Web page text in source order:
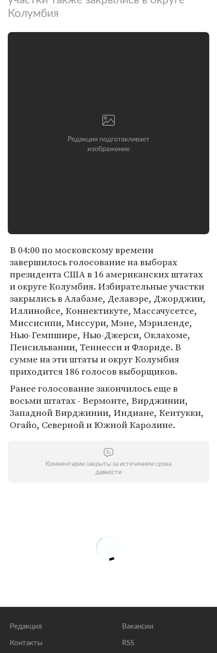
Колумбия
В 04:00 по московскому времени
завершилось голосование на выборах
президента США в 16 американских штатах
и округе Колумбия. Избирательные участки
закрылись в Алабаме, Делавэре, Джорджии,
Иллинойсе, Коннектикуте, Массачусетсе,
Миссисипи, Миссури, Мэне, Мэриленде,
Нью-Гемпшире, Нью-Джерси, Оклахоме,
Пенсильвании, Теннесси и Флориде. В
сумме на эти штаты и округ Колумбия
приходится 186 голосов выборщиков.
Ранее голосование закончилось еще в
восьми штатах - Вермонте, Вирджинии,
Западной Вирджинии, Индиане, Кентукки,
Огайо, Северной и Южной Каролине.
Комментарии закрыты за истечением срока
давности
Редакция
Контакты
Вакансии
RSS